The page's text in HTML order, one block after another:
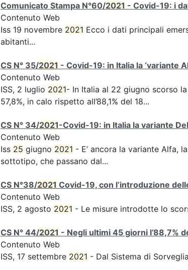
Comunicato Stampa N°60/2021 - Covid-19: i
Contenuto Web
Iss 19 novembre 2021 Ecco i dati principali
abitanti...
CS N° 35/2021 - Covid-19: in Italia la ‘variante
Contenuto Web
ISS, 2 luglio 2021- In Italia al 22 giugno scorso la
57,8%, in calo rispetto all’88,1% del 18...
CS N° 34/2021-Covid-19: in Italia la variante
Contenuto Web
Iss 25 giugno 2021 - E’ ancora la variante Alfa,
sottotipo, che passano dal...
CS N°38/2021 Covid-19, con l’introduzione
Contenuto Web
ISS, 2 agosto 2021 - Le misure introdotte lo
CS N° 44/2021 - Negli ultimi 45 giorni l’88,7%
Contenuto Web
ISS, 17 settembre 2021 - Dal Sistema di